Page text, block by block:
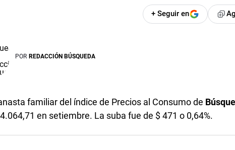
+ Seguir en
POR REDACCIÓN BÚSQUEDA
familiar del índice de Precios al Consumo de
en setiembre. La suba fue de $ 471 o 0,64%.